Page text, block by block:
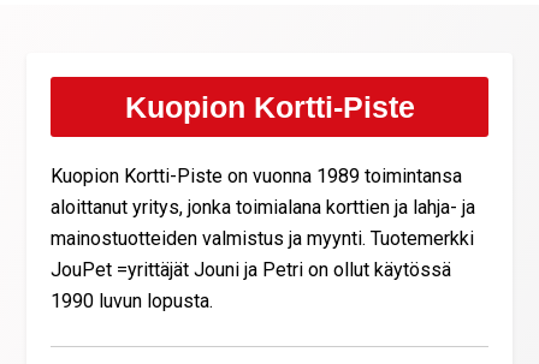
Kuopion Kortti-Piste
Kuopion Kortti-Piste on vuonna 1989 toimintansa
aloittanut yritys, jonka toimialana korttien ja lahja- ja
mainostuotteiden valmistus ja myynti. Tuotemerkki
JouPet =yrittäjät Jouni ja Petri on ollut käytössä
1990 luvun lopusta.